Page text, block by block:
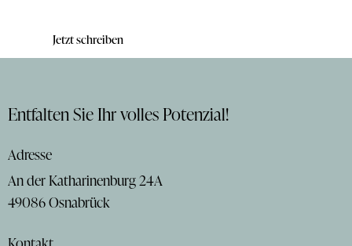
Jetzt schreiben
Entfalten Sie Ihr volles Potenzial!
Adresse
An der Katharinenburg 24A
49086 Osnabrück